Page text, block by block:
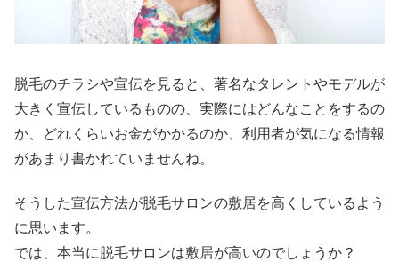
脱毛のチラシや宣伝を見ると、著名なタレントやモデルが
大きく宣伝しているものの、実際にはどんなことをするの
か、どれくらいお金がかかるのか、利用者が気になる情報
があまり書かれていませんね。
そうした宣伝方法が脱毛サロンの敷居を高くしているよう
に思います。
では、本当に脱毛サロンは敷居が高いのでしょうか？